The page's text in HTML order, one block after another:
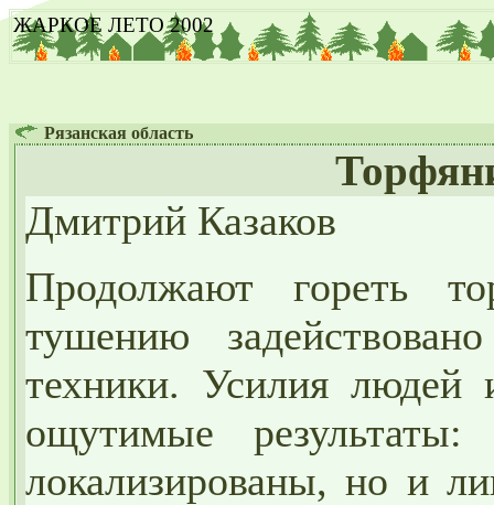
ЖАРКОЕ ЛЕТО 2002
Рязанская область
Дмитрий Казаков
Продолжают гореть
тушению
техники. Усилия людей
ощутимые
локализированы, но и